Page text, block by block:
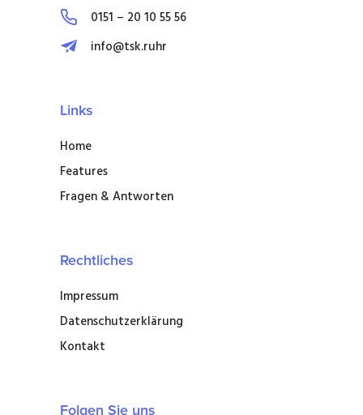
0151 – 20 10 55 56
info@tsk.ruhr
Links
Home
Features
Fragen & Antworten
Rechtliches
Impressum
Datenschutzerklärung
Kontakt
Folgen Sie uns